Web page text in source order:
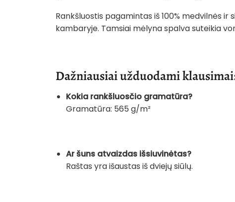
Rankšluostis pagamintas iš 100% medvilnės
kambaryje. Tamsiai mėlyna spalva suteikia
Dažniausiai užduodami
Kokia rankšluosčio gramatūra?
Gramatūra: 565 g/m²
Ar šuns atvaizdas išsiuvinėtas?
Raštas yra išaustas iš dviejų siūlų.